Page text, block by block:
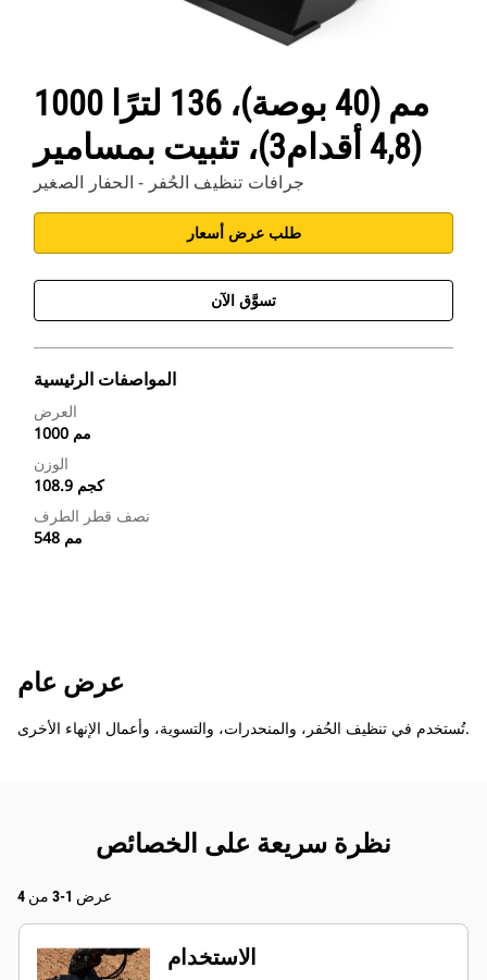
1000 مم (40 بوصة)، 136 لترًا
(4,8 أقدام3)، تثبيت بمسامير
جرافات تنظيف الحُفر - الحفار الصغير
طلب عرض أسعار
تسوَّق الآن
المواصفات الرئيسية
العرض
1000 مم
الوزن
108.9 كجم
نصف قطر الطرف
548 مم
عرض عام
تُستخدم في تنظيف الحُفر، والمنحدرات، والتسوية، وأعمال الإنهاء الأخرى.
نظرة سريعة على الخصائص
عرض 1-3 من 4
الاستخدام